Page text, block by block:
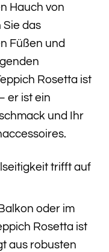
Hauch von
Sie das
Füßen und
Rosetta ist
er ist ein
und Ihr
trifft auf
oder im
Rosetta ist
aus robusten